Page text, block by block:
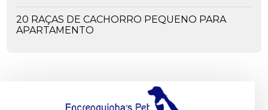
20 RAÇAS DE CACHORRO PEQUENO PARA
APARTAMENTO